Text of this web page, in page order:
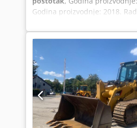
Godina proizvodnje: 2018.
70-80% Podne ploče širine
snage 120 kW Dimenzije za